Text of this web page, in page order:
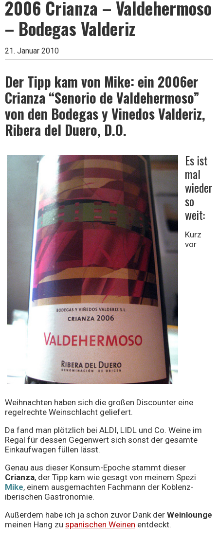
kurz
für
schlechten
Wein
2006 Crianza – Valdehermoso
– Bodegas Valderiz
21. Januar 2010
Der Tipp kam von Mike: ein 2006er
Crianza “Senorio de Valdehermoso”
von den Bodegas y Vinedos Valderiz,
Ribera del Duero, D.O.
Es ist
mal
wieder
so
weit:
Kurz
vor
Weihnachten haben sich die großen Discounter eine
regelrechte Weinschlacht geliefert.
Da fand man plötzlich bei ALDI, LIDL und Co. Weine im
Regal für dessen Gegenwert sich sonst der gesamte
Einkaufwagen füllen lässt.
Genau aus dieser Konsum-Epoche stammt dieser
Crianza, der Tipp kam wie gesagt von meinem Spezi
Mike, einem ausgemachten Fachmann der Koblenz-
iberischen Gastronomie.
Außerdem habe ich ja schon zuvor Dank der Weinlounge
meinen Hang zu spanischen Weinen entdeckt.